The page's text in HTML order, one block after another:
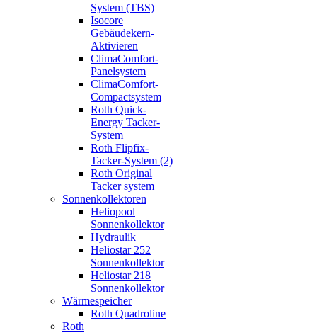
System (TBS)
Isocore
Gebäudekern-
Aktivieren
ClimaComfort-
Panelsystem
ClimaComfort-
Compactsystem
Roth Quick-
Energy Tacker-
System
Roth Flipfix-
Tacker-System (2)
Roth Original
Tacker system
Sonnenkollektoren
Heliopool
Sonnenkollektor
Hydraulik
Heliostar 252
Sonnenkollektor
Heliostar 218
Sonnenkollektor
Wärmespeicher
Roth Quadroline
Roth